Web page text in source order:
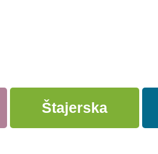
Štajerska